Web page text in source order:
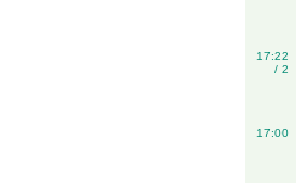
17:22
/ 2
17:00